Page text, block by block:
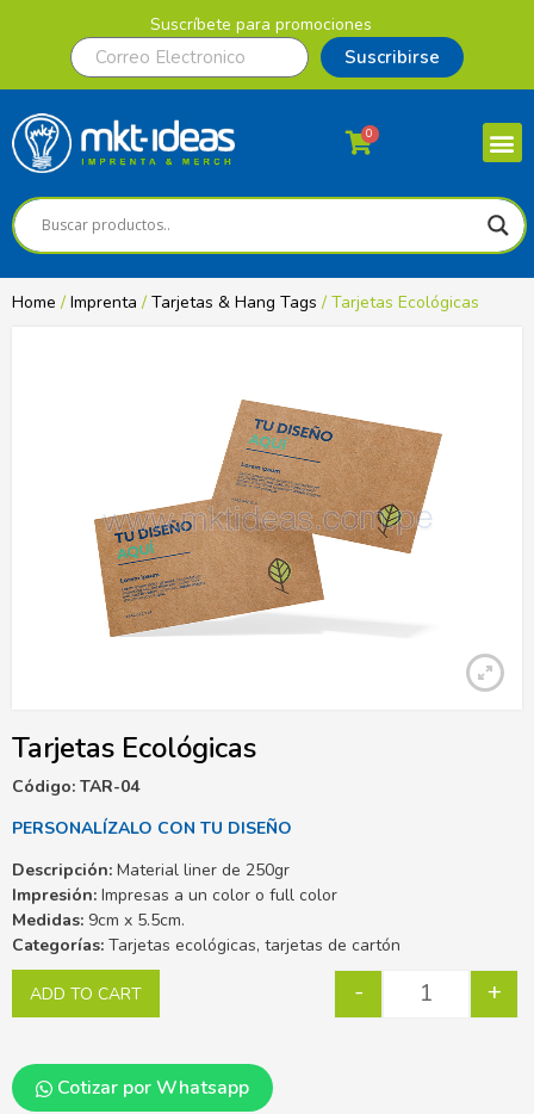
Suscríbete para promociones
Suscribirse
0
Home / Imprenta / Tarjetas & Hang Tags / Tarjetas Ecológicas
Tarjetas Ecológicas
Código: TAR-04
PERSONALÍZALO CON TU DISEÑO
Descripción: Material liner de 250gr
Impresión: Impresas a un color o full color
Medidas: 9cm x 5.5cm.
Categorías: Tarjetas ecológicas, tarjetas de cartón
- +
ADD TO CART
Cotizar por Whatsapp